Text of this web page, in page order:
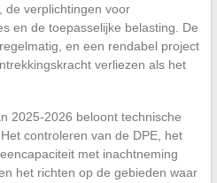
de verplichtingen voor
en de toepasselijke belasting. De
en een rendabel project
verliezen als het
2025-2026 beloont technische
controleren van de DPE, het
met inachtneming
het richten op de gebieden waar